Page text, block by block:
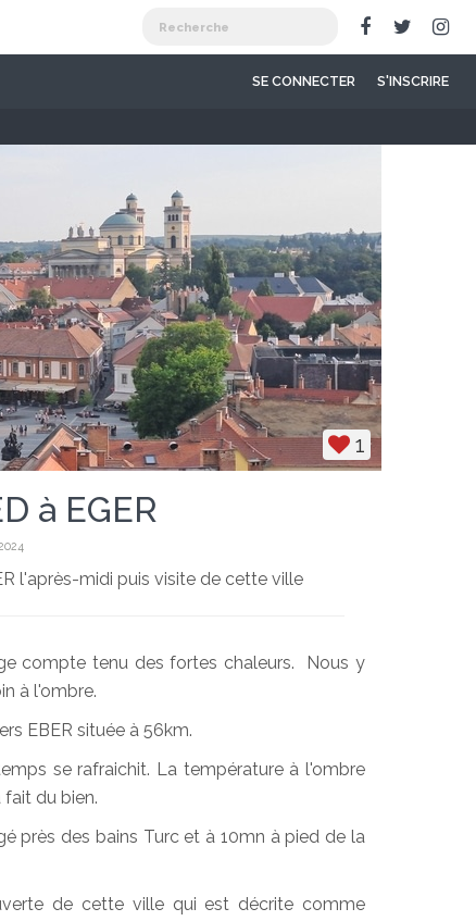
SE CONNECTER S'INSCRIRE
1
à EGER
l'après-midi puis visite de cette ville
compte tenu des fortes chaleurs. Nous y
à l'ombre.
EBER située à 56km.
se rafraichit. La température à l'ombre
du bien.
près des bains Turc et à 10mn à pied de la
de cette ville qui est décrite comme